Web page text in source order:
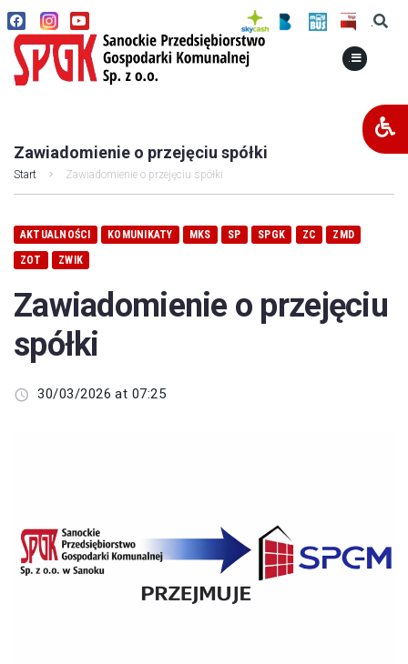
.
.
Zawiadomienie o przejęciu spółki
Start Zawiadomienie o przejęciu spółki
AKTUALNOŚCI KOMUNIKATY MKS SP SPGK ZC
ZMD
ZOT
ZWIK
Zawiadomienie o przejęciu
spółki
30/03/2026 at 07:25